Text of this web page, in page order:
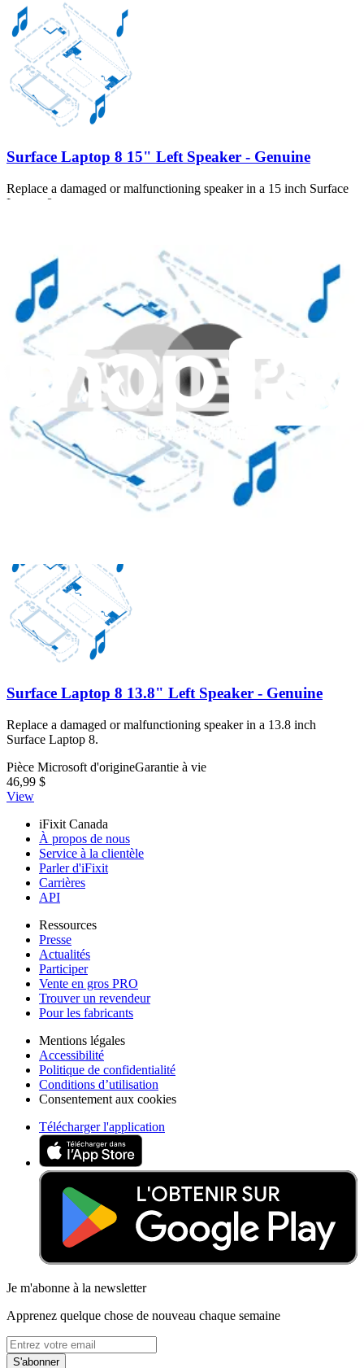
Surface Laptop 8 15" Left Speaker - Genuine
Replace a damaged or malfunctioning speaker in a 15 inch Surface
Laptop 8.
Surface Laptop 8 13.8" Right Speaker - Genuine
Replace a damaged or malfunctioning speaker in a 13.8 inch
Surface Laptop 8.
Pièce Microsoft d'origineGarantie à vie
Surface Laptop 8 13.8" Left Speaker - Genuine
Replace a damaged or malfunctioning speaker in a 13.8 inch
Surface Laptop 8.
Pièce Microsoft d'origineGarantie à vie
46,99 $
View
iFixit Canada
À propos de nous
Service à la clientèle
Parler d'iFixit
Carrières
API
Ressources
Presse
Actualités
Participer
Vente en gros PRO
Trouver un revendeur
Pour les fabricants
Mentions légales
Accessibilité
Politique de confidentialité
Conditions d’utilisation
Consentement aux cookies
Télécharger l'application
Je m'abonne à la newsletter
Apprenez quelque chose de nouveau chaque semaine
S'abonner